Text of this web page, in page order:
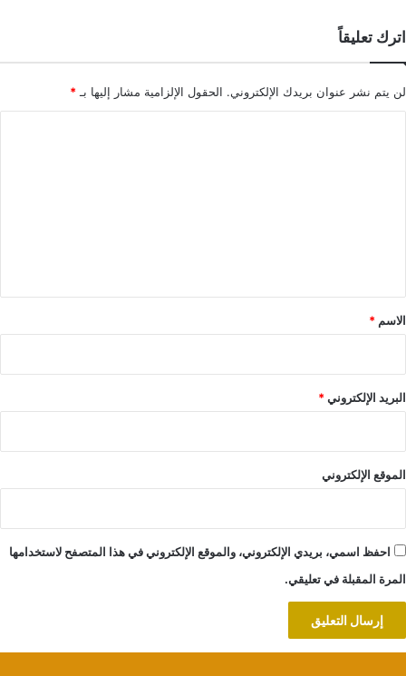
اترك تعليقاً
لن يتم نشر عنوان بريدك الإلكتروني. الحقول الإلزامية مشار إليها بـ*
*
الاسم *
البريد الإلكتروني*
الموقع الإلكتروني
احفظ اسمي، بريدي الإلكتروني، والموقع الإلكتروني في هذا المتصفح لاستخدامها
المرة المقبلة في تعليقي.